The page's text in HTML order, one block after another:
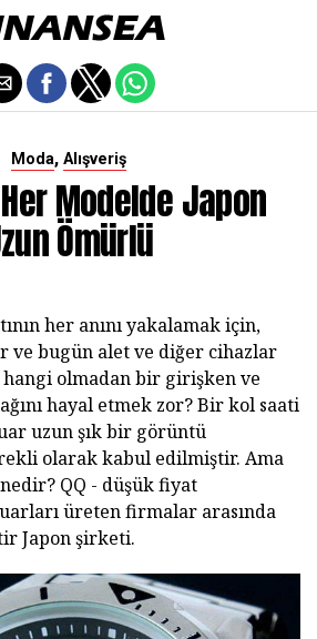
Moda, Alışveriş
Modelde Japon
Ömürlü
her anını yakalamak için,
ve bugün alet ve diğer cihazlar
hangi olmadan bir girişken ve
hayal etmek zor? Bir kol saati
uzun şık bir görüntü
olarak kabul edilmiştir. Ama
QQ - düşük fiyat
üreten firmalar arasında
Japon şirketi.